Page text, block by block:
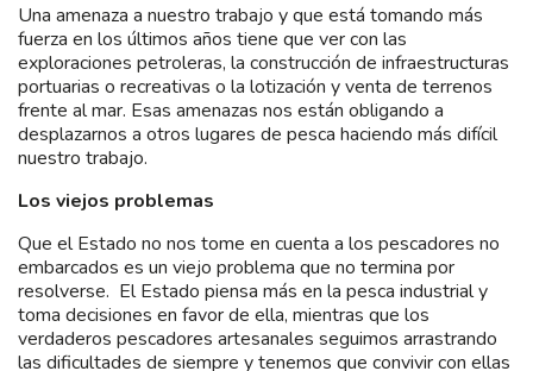
Una amenaza a nuestro trabajo y que está tomando más
fuerza en los últimos años tiene que ver con las
exploraciones petroleras, la construcción de infraestructuras
portuarias o recreativas o la lotización y venta de terrenos
frente al mar. Esas amenazas nos están obligando a
desplazarnos a otros lugares de pesca haciendo más difícil
nuestro trabajo.
Los viejos problemas
Que el Estado no nos tome en cuenta a los pescadores no
embarcados es un viejo problema que no termina por
resolverse. El Estado piensa más en la pesca industrial y
toma decisiones en favor de ella, mientras que los
verdaderos pescadores artesanales seguimos arrastrando
las dificultades de siempre y tenemos que convivir con ellas